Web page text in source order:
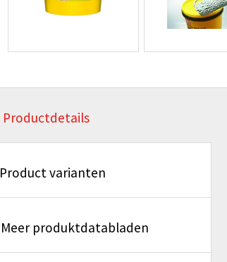
Productdetails
Product varianten
Meer produktdatabladen